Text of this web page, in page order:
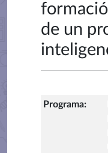
de un
Programa: